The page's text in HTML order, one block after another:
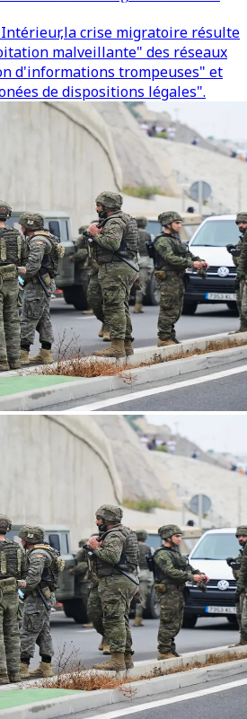
crise migratoire résulte
malveillante" des réseaux
d'informations trompeuses" et
de dispositions légales".